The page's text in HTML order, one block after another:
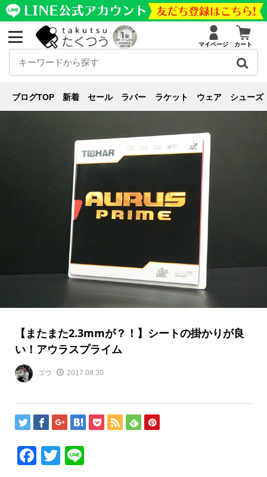
マイページ カート
ブログTOP 新着 セール ラバー ラケット ウェア シューズ
新商品紹介
の掛かりが良い！アウラスプライム
【またまた2.3mmが？！】シートの掛かりが良
い！アウラスプライム
ゴウ 2017.08.30
Facebook
Twitter